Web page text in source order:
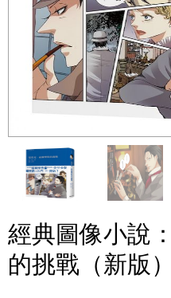
經典圖像小說
的挑戰（新版）